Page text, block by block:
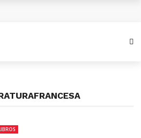
diciembre se superará emergencia
pueden disparar sus